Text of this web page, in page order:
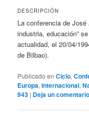
DESCRIPCIÓN
La conferencia de
industria, educación”
actualidad, el 20/04/
de Bilbao).
Publicado en Ciclo,
Europa,Internacional,
943 | Deja un comentario